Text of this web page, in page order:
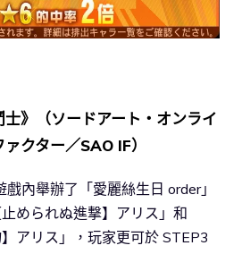
士》（ソードアート・オンライ
クター／SAO IF）
內舉辦了「愛麗絲生日 order」
められぬ進撃】アリス」和
アリス」，玩家更可於 STEP3